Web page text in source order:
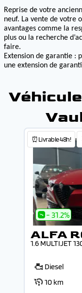
Reprise de votre
neuf. La vente de votre
avantages comme la
plus ou la recherche
faire.
Extension de garantie :
une extension de
⏰Livrable 48h!
- 31.2%
ALFA
1.6 MULTIJET
Diesel
10 km